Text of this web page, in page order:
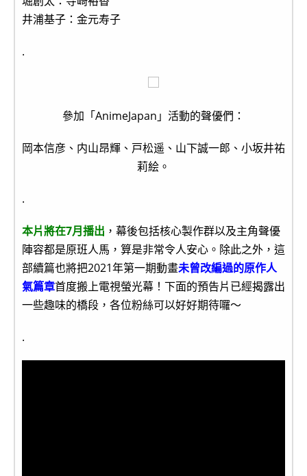
井浦基子：金元寿子
.
參加「AnimeJapan」活動的聲優們：
岡本信彦、内山昂輝、戸松遥、山下誠一郎、小坂井祐
莉絵。
.
本片將在7月播出 ，幕後包括核心製作群以及主角聲優
陣容都是原班人馬，算是非常令人安心。除此之外，這
部續篇也將把2021年第一期動畫未曾改編過的原作人
氣篇章首度搬上電視螢光幕！下面的預告片已經揭露出
一些趣味的橋段，各位粉絲可以好好期待囉～
.